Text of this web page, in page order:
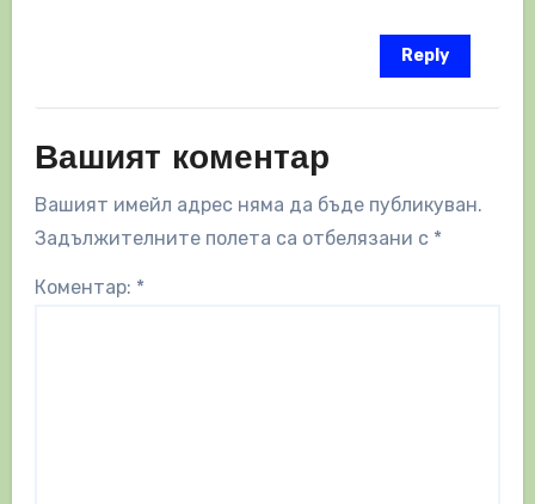
Reply
Вашият коментар
Вашият имейл адрес няма да бъде публикуван.
Задължителните полета са отбелязани с *
Коментар: *